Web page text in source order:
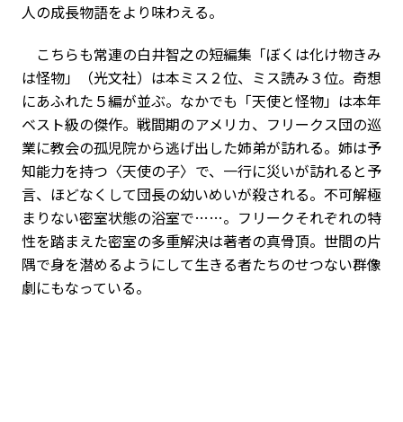
人の成長物語をより味わえる。
こちらも常連の白井智之の短編集「ぼくは化け物きみ
は怪物」（光文社）は本ミス２位、ミス読み３位。奇想
にあふれた５編が並ぶ。なかでも「天使と怪物」は本年
ベスト級の傑作。戦間期のアメリカ、フリークス団の巡
業に教会の孤児院から逃げ出した姉弟が訪れる。姉は予
知能力を持つ〈天使の子〉で、一行に災いが訪れると予
言、ほどなくして団長の幼いめいが殺される。不可解極
まりない密室状態の浴室で……。フリークそれぞれの特
性を踏まえた密室の多重解決は著者の真骨頂。世間の片
隅で身を潜めるようにして生きる者たちのせつない群像
劇にもなっている。